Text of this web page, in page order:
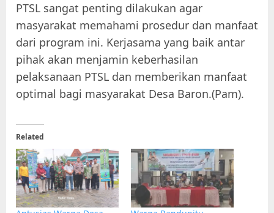
PTSL sangat penting dilakukan agar
masyarakat memahami prosedur dan manfaat
dari program ini. Kerjasama yang baik antar
pihak akan menjamin keberhasilan
pelaksanaan PTSL dan memberikan manfaat
optimal bagi masyarakat Desa Baron.(Pam).
Related